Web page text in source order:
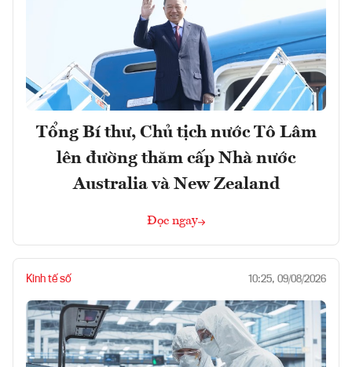
Tổng Bí thư, Chủ tịch nước Tô Lâm
lên đường thăm cấp Nhà nước
Australia và New Zealand
Đọc ngay
Kinh tế số 10:25, 09/08/2026